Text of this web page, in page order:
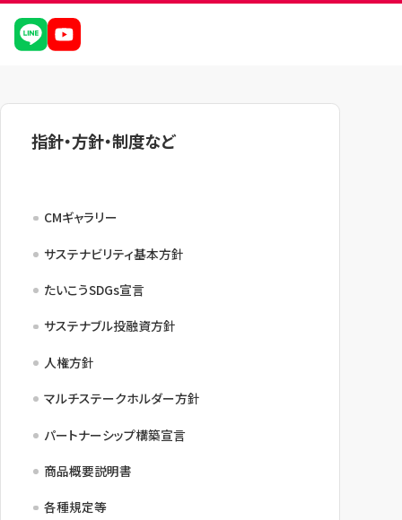
法人のお客さま
たいこうでんさいサービス
サービスのご案内
指針・方針・制度など
CMギャラリー
サステナビリティ基本方針
たいこうSDGs宣言
サステナブル投融資方針
人権方針
マルチステークホルダー方針
パートナーシップ構築宣言
商品概要説明書
各種規定等